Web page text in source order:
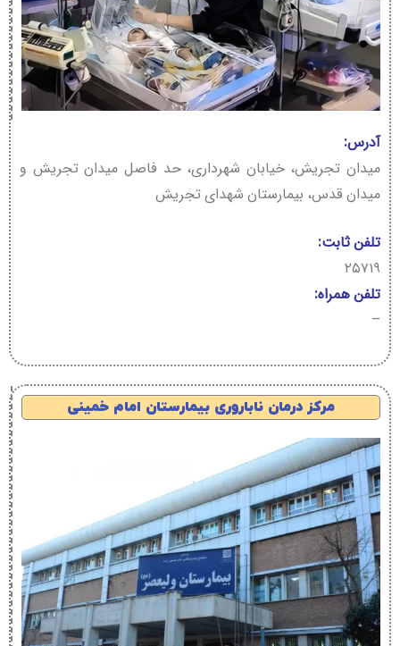
آدرس:
میدان تجریش، خیابان شهرداری، حد فاصل میدان تجریش و
میدان قدس، بیمارستان شهدای تجریش
تلفن ثابت:
۲۵۷۱۹
تلفن همراه:
–
مرکز درمان ناباروری بیمارستان امام خمینی